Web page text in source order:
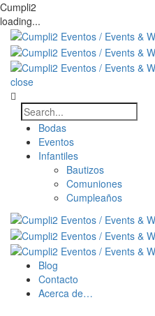
Cumpli2
loading...
close
Bodas
Eventos
Infantiles
Bautizos
Comuniones
Cumpleaños
Blog
Contacto
Acerca de…